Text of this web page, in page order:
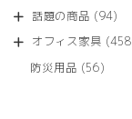
話題の商品 9494
の
オフィス家具
防災用品 5656